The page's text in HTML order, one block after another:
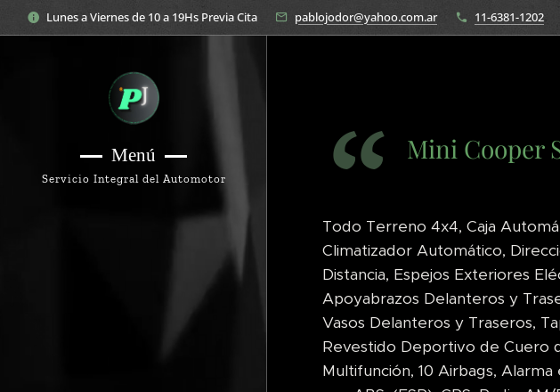
Lunes a Viernes de 10 a 19Hs Previa Cita pablojodor@yahoo.com.ar 11-6381-1202
Menú
Servicio Integral del Automotor
Mini Cooper
Todo Terreno 4x4, Caja
Climatizador Automático,
Distancia, Espejos Exteriores
Apoyabrazos Delanteros y
Vasos Delanteros y Traseros,
Revestido Deportivo de Cuero
Multifunción, 10 Airbags,